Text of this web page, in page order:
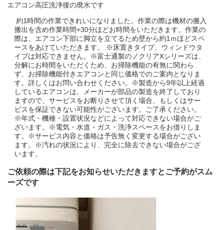
エアコン高圧洗浄後の廃水です
約1時間の作業できれいになりました。作業の際は機材の搬入
搬出を含め作業時間+30分ほどお時間をいただきます。作業の
際は、エアコン下部に脚立を立てるため壁から約1ｍほどスペ
ースをあけていただきます。 ※床置きタイプ、ウィンドウタ
イプは対応できません。※富士通製のノクリアXシリーズは、
分解にお時間をいただくため、お掃除機能の有無に関わら
ず、お掃除機能付きエアコンと同じ価格でのご案内となりま
す。詳しくはお問い合わせください。※製造から9年以上経過
しているエアコンは、メーカーが部品の製造を終了しており
ますので、サービスをお断りさせて頂く場合、もしくはサー
ビスを保証できない可能性がございます。ご了承ください。
※年式・機種・設置状況などによって対応できない場合がご
ざいます。※電気・水道・ガス・洗浄スペースをお借りしま
す。※サービス内容と価格は予告無く変更する場合がござい
ます。※汚れの状況により、完全に除去できない場合がござ
います。
ご依頼の際は下記をお知らせいただきますとご予約がスム
ーズです